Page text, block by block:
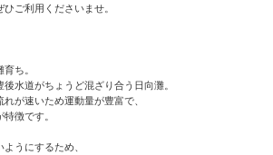
ご利用くださいませ。
ち。
水道がちょうど混ざり合う日向灘。
が速いため運動量が豊富で、
徴です。
うにするため、